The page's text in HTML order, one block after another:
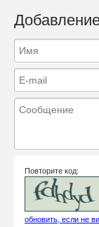
Повторите код:
обновить, если не